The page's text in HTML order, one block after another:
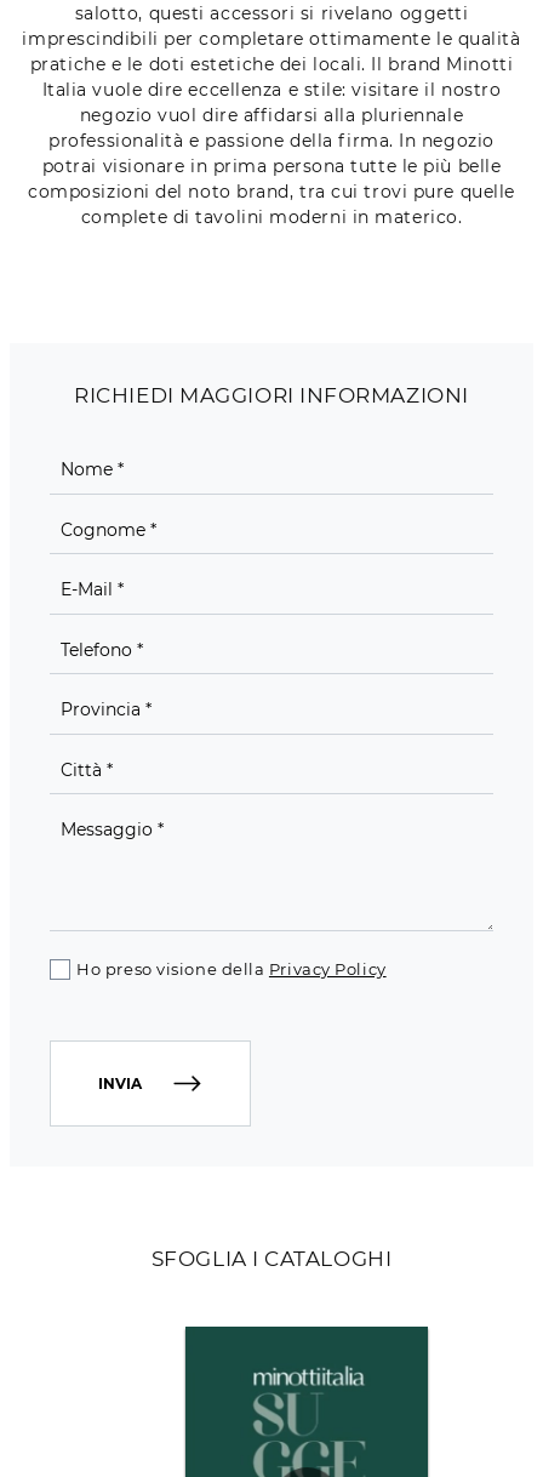
salotto, questi accessori si rivelano oggetti
imprescindibili per completare ottimamente le qualità
pratiche e le doti estetiche dei locali. Il brand Minotti
Italia vuole dire eccellenza e stile: visitare il nostro
negozio vuol dire affidarsi alla pluriennale
professionalità e passione della firma. In negozio
potrai visionare in prima persona tutte le più belle
composizioni del noto brand, tra cui trovi pure quelle
complete di tavolini moderni in materico.
SFOGLIA I CATALOGHI
RICHIEDI MAGGIORI INFORMAZIONI
Ho preso visione della Privacy Policy
INVIA